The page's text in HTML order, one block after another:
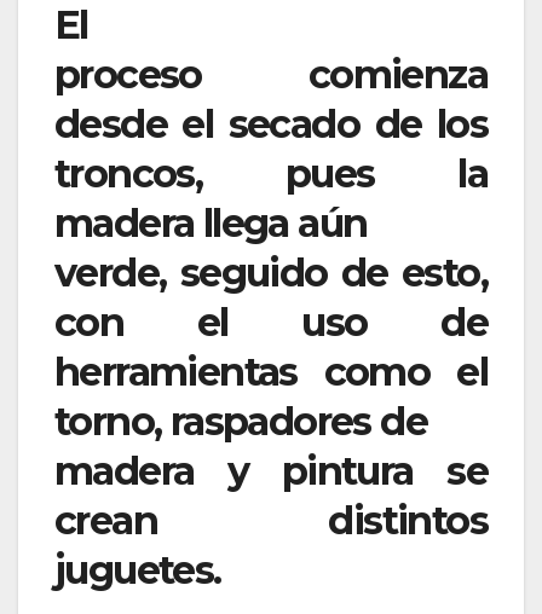
El
proceso comienza
desde el secado de los
troncos, pues la
madera llega aún
verde, seguido de esto,
con el uso de
herramientas como el
torno, raspadores de
madera y pintura se
crean distintos
juguetes.